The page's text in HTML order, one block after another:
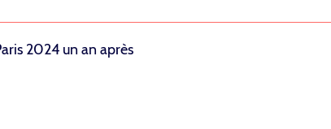
2024 un an après